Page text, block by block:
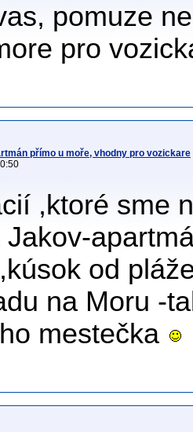
pomuze
pro
přímo u moře, vhodny pro vozickare
,ktoré sme
Jakov-
od
na Moru -
mestečka